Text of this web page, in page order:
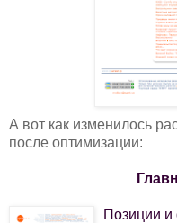
А вот как изменилось
после оптимизации:
Позиции